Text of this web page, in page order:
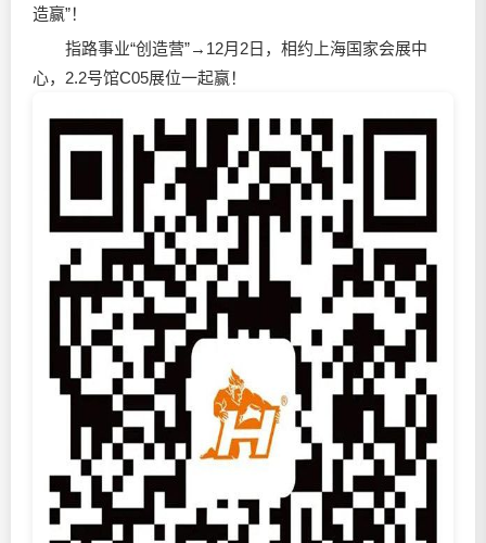
造赢”！
指路事业“创造营”→12月2日，相约上海国家会展中
心，2.2号馆C05展位一起赢！